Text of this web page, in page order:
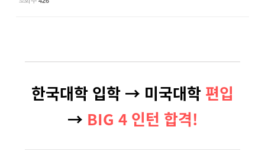
한국대학 입학 → 미국대학 편입
→ BIG 4 인턴 합격!